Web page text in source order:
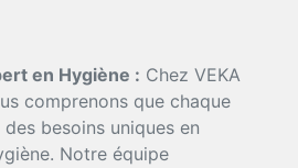
en Hygiène : Chez VEKA
comprenons que chaque
besoins uniques en
Notre équipe